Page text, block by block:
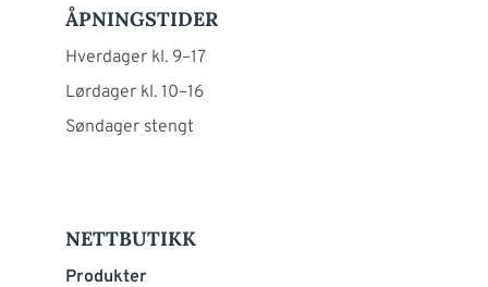
ÅPNINGSTIDER
Hverdager kl. 9–17
Lørdager kl. 10–16
Søndager stengt
NETTBUTIKK
Produkter